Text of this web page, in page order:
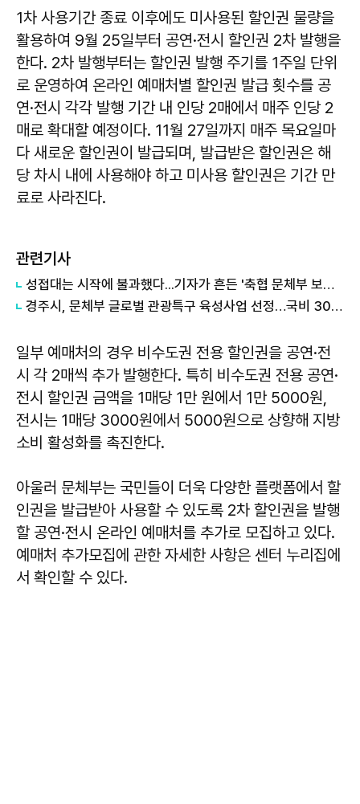
1차 사용기간 종료 이후에도 미사용된 할인권 물량을
활용하여 9월 25일부터 공연·전시 할인권 2차 발행을
한다. 2차 발행부터는 할인권 발행 주기를 1주일 단위
로 운영하여 온라인 예매처별 할인권 발급 횟수를 공
연·전시 각각 발행 기간 내 인당 2매에서 매주 인당 2
매로 확대할 예정이다. 11월 27일까지 매주 목요일마
다 새로운 할인권이 발급되며, 발급받은 할인권은 해
당 차시 내에 사용해야 하고 미사용 할인권은 기간 만
료로 사라진다.
관련기사
성접대는 시작에 불과했다...기자가 흔든 '축협 문체부 보고서' 실체
경주시, 문체부 글로벌 관광특구 육성사업 선정…국비 30억원 확보
일부 예매처의 경우 비수도권 전용 할인권을 공연·전
시 각 2매씩 추가 발행한다. 특히 비수도권 전용 공연·
전시 할인권 금액을 1매당 1만 원에서 1만 5000원,
전시는 1매당 3000원에서 5000원으로 상향해 지방
소비 활성화를 촉진한다.
아울러 문체부는 국민들이 더욱 다양한 플랫폼에서 할
인권을 발급받아 사용할 수 있도록 2차 할인권을 발행
할 공연·전시 온라인 예매처를 추가로 모집하고 있다.
예매처 추가모집에 관한 자세한 사항은 센터 누리집에
서 확인할 수 있다.